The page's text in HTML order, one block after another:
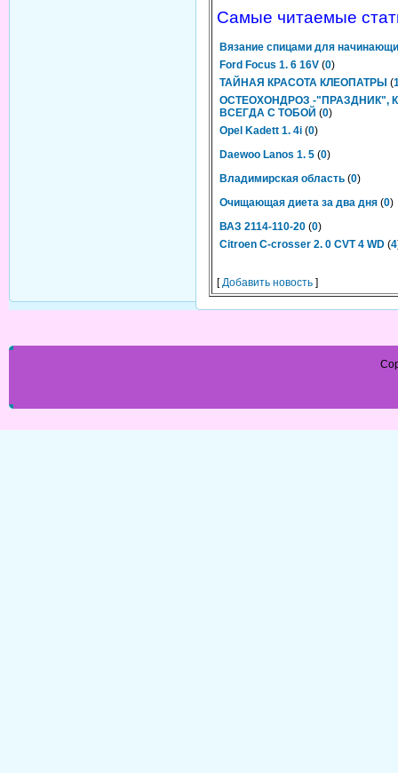
Самые читаемые
Вязание спицами для
Ford Focus 1. 6 16V (0)
ТАЙНАЯ КРАСОТА КЛЕОПАТРЫ (
ОСТЕОХОНДРОЗ -"ПРАЗДНИК",
ВСЕГДА С ТОБОЙ (0)
Opel Kadett 1. 4i (0)
Daewoo Lanos 1. 5 (0)
Владимирская область (0)
Очищающая диета за два дня (0)
ВАЗ 2114-110-20 (0)
Citroen С-crosser 2. 0 CVT 4 WD (4
[Добавить новость ]